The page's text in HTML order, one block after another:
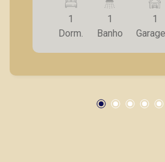
geladeira e micro-ondas; - 01
A Piramid tem como objetivo
clientes com agilidade e
vendas de imóveis prontos,
Ribeirão Preto.
1
Dorm.
1
Banho
1